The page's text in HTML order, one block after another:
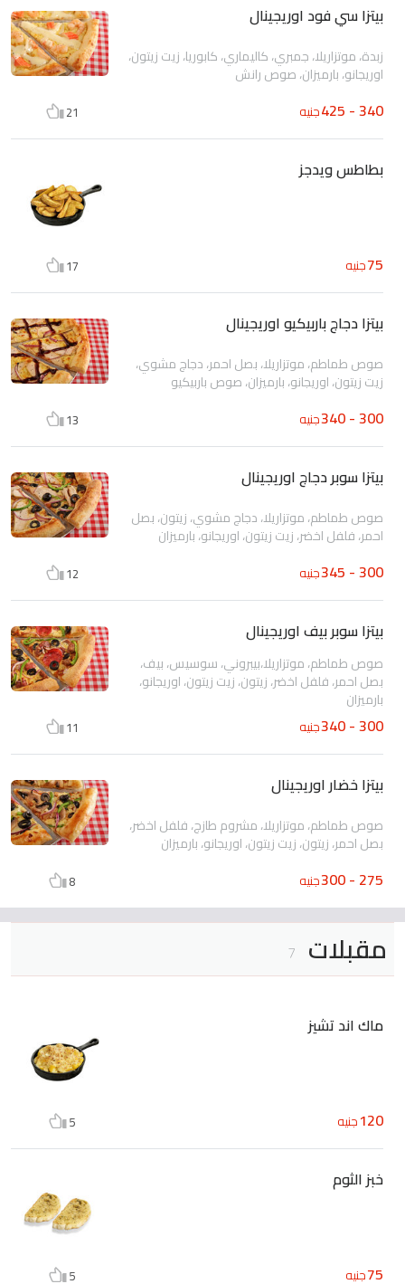
بيتزا سي فود اوريجينال
زبدة، موتزاريلا، جمبري، كاليماري، كابوريا، زيت زيتون،
اوريجانو، بارميزان، صوص رانش
340 - 425 جنيه 21
بطاطس ويدجز
75جنيه 17
بيتزا دجاج باربيكيو اوريجينال
صوص طماطم، موتزاريلا، بصل احمر، دجاج مشوي،
زيت زيتون، اوريجانو، بارميزان، صوص باربيكيو
300 - 340 جنيه 13
بيتزا سوبر دجاج اوريجينال
صوص طماطم، موتزاريلا، دجاج مشوي، زيتون، بصل
احمر، فلفل اخضر، زيت زيتون، اوريجانو، بارميزان
300 - 345 جنيه 12
بيتزا سوبر بيف اوريجينال
صوص طماطم، موتزاريلا،بيبروني، سوسيس، بيف،
بصل احمر، فلفل اخضر، زيتون، زيت زيتون، اوريجانو،
بارميزان
300 - 340 جنيه 11
بيتزا خضار اوريجينال
صوص طماطم، موتزاريلا، مشروم طازج، فلفل اخضر،
بصل احمر، زيتون، زيت زيتون، اوريجانو، بارميزان
275 - 300 جنيه 8
مقبلات 7
ماك اند تشيز
120جنيه 5
خبز الثوم
75جنيه 5